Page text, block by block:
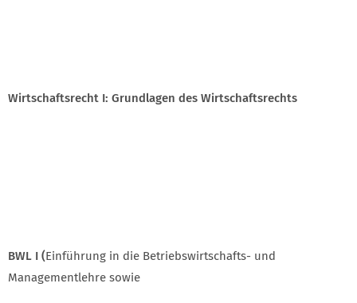
Wirtschaftsrecht I: Grundlagen des Wirtschaftsrechts
BWL I (Einführung in die Betriebswirtschafts- und
Managementlehre sowie